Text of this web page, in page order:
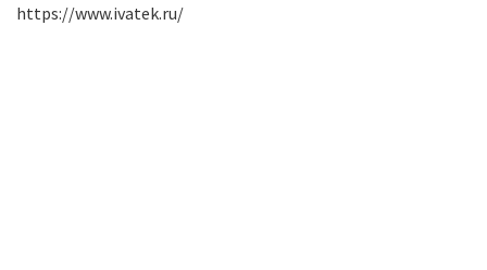
https://www.ivatek.ru/